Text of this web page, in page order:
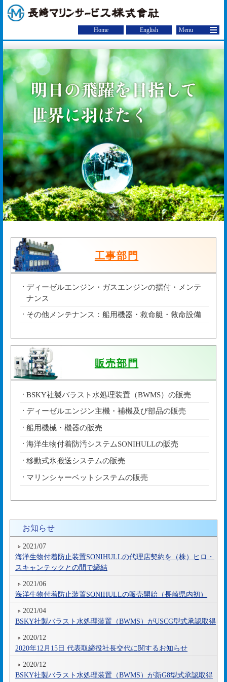
工事部門
ディーゼルエンジン・ガスエンジンの据付・メンテ
ナンス
その他メンテナンス：船用機器・救命艇・救命設備
販売部門
BSKY社製バラスト水処理装置（BWMS）の販売
ディーゼルエンジン主機・補機及び部品の販売
船用機械・機器の販売
海洋生物付着防汚システムSONIHULLの販売
移動式氷搬送システムの販売
マリンシャーベットシステムの販売
お知らせ
2021/07
海洋生物付着防止装置SONIHULLの代理店契約を（株）ヒロ・
スキャンテックとの間で締結
2021/06
海洋生物付着防止装置SONIHULLの販売開始（長崎県内初）
2021/04
BSKY社製バラスト水処理装置（BWMS）がUSCG型式承認取得
2020/12
2020年12月15日 代表取締役社長交代に関するお知らせ
2020/12
BSKY社製バラスト水処理装置（BWMS）が新G8型式承認取得